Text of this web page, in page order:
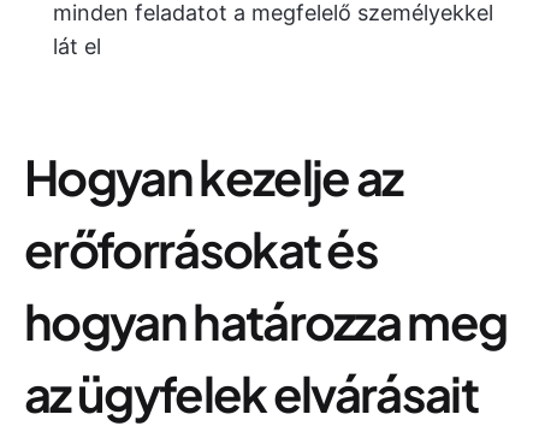
minden feladatot a megfelelő személyekkel
lát el
Hogyan kezelje az
erőforrásokat és
hogyan határozza meg
az ügyfelek elvárásait